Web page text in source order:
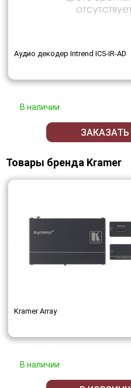
Аудио декодер Intrend ICS-IR-AD
В наличии
ЗАКАЗАТЬ
Товары бренда Kramer
Kramer Array
В наличии